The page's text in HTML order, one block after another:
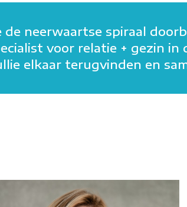
de neerwaartse spiraal
voor relatie + gezin in
elkaar terugvinden en